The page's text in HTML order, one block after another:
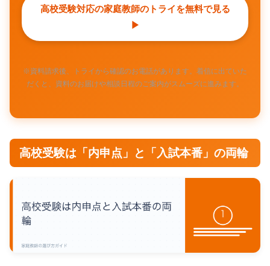
高校受験対応の家庭教師のトライを無料で見る
▶
※資料請求後、トライから確認のお電話があります。着信に出ていた
だくと、資料のお届けや相談日程のご案内がスムーズに進みます。
高校受験は「内申点」と「入試本番」の両輪